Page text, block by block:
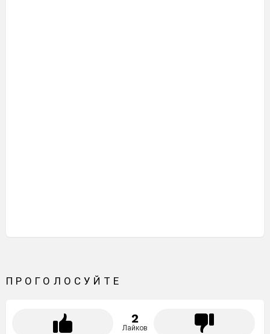
ПРОГОЛОСУЙТЕ
2
Лайков